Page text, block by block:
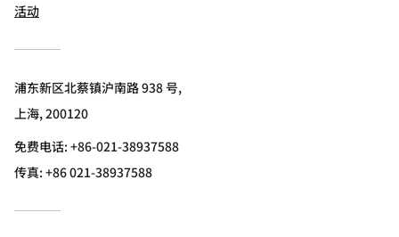
活动
浦东新区北蔡镇沪南路 938 号,
上海, 200120
免费电话:+86-021-38937588
传真:+86 021-38937588